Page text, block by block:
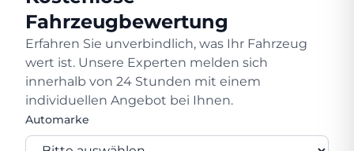
Fahrzeugbewertung
Erfahren Sie unverbindlich, was Ihr Fahrzeug
wert ist. Unsere Experten melden sich
innerhalb von 24 Stunden mit einem
individuellen Angebot bei Ihnen.
Automarke